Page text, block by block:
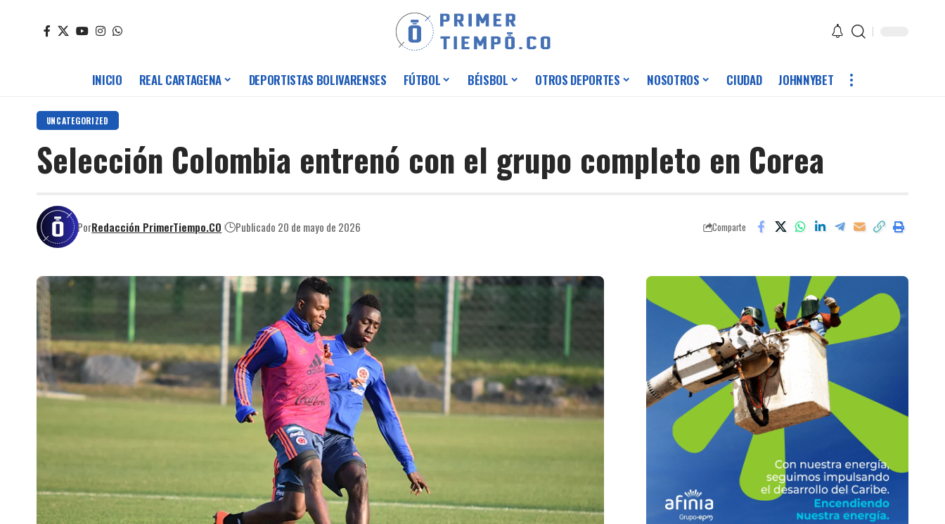
INICIO REAL CARTAGENA DEPORTISTAS BOLIVARENSES FÚTBOL BÉISBOL OTROS DEPORTES NOSOTROS CIUDAD JOHNNYBET
UNCATEGORIZED
Selección Colombia entrenó con el grupo completo en Corea
PorRedacción PrimerTiempo.CO Publicado 20 de mayo de 2026 Comparte